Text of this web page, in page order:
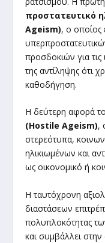
προστατευτικό
Ageism), ο οποίος
προσδοκιών για τις
της αντίληψης ότι
καθοδήγηση.
Η δεύτερη αφορά
(Hostile Ageism),
στερεότυπα,
ηλικιωμένων και
ως οικονομικό ή
Η ταυτόχρονη
διαστάσεων
πολυπλοκότητας
και συμβάλλει